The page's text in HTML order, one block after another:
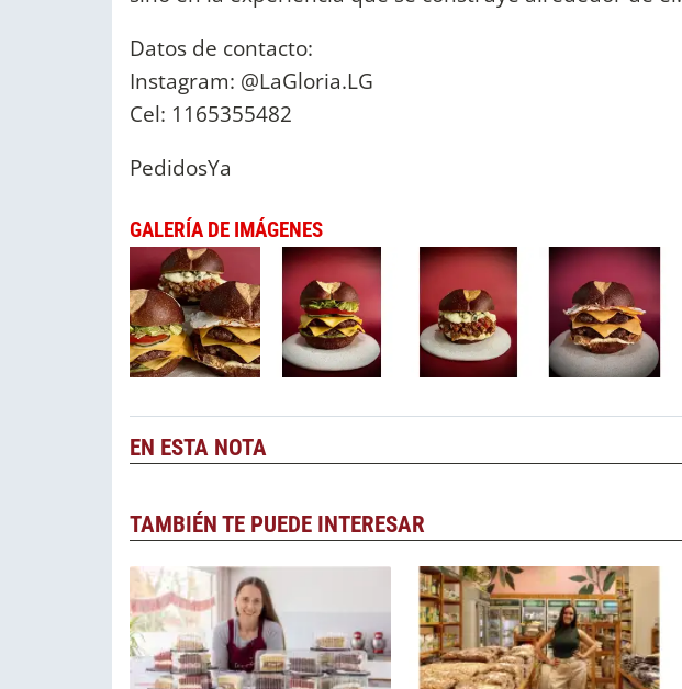
Datos de contacto:
Instagram: @LaGloria.LG
Cel: 1165355482
PedidosYa
GALERÍA DE IMÁGENES
EN ESTA NOTA
TAMBIÉN TE PUEDE INTERESAR